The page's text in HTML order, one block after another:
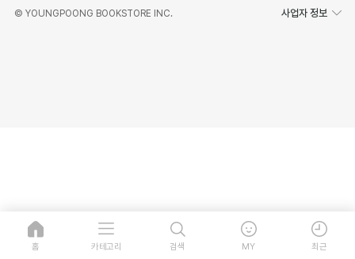
© YOUNGPOONG BOOKSTORE INC. 사업자 정보
홈 카테고리 검색 MY 최근